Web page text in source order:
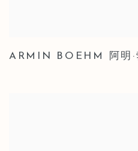
ARMIN BOEHM 阿明·